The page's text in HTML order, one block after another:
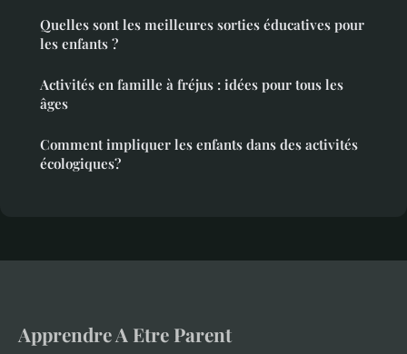
Quelles sont les meilleures sorties éducatives pour
les enfants ?
Activités en famille à fréjus : idées pour tous les
âges
Comment impliquer les enfants dans des activités
écologiques?
Apprendre A Etre Parent